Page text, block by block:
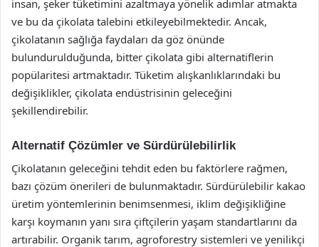
insan, şeker tüketimini azaltmaya yönelik adımlar atmakta
ve bu da çikolata talebini etkileyebilmektedir. Ancak,
çikolatanın sağlığa faydaları da göz önünde
bulundurulduğunda, bitter çikolata gibi alternatiflerin
popülaritesi artmaktadır. Tüketim alışkanlıklarındaki bu
değişiklikler, çikolata endüstrisinin geleceğini
şekillendirebilir.
Alternatif Çözümler ve Sürdürülebilirlik
Çikolatanın geleceğini tehdit eden bu faktörlere rağmen,
bazı çözüm önerileri de bulunmaktadır. Sürdürülebilir kakao
üretim yöntemlerinin benimsenmesi, iklim değişikliğine
karşı koymanın yanı sıra çiftçilerin yaşam standartlarını da
artırabilir. Organik tarım, agroforestry sistemleri ve yenilikçi